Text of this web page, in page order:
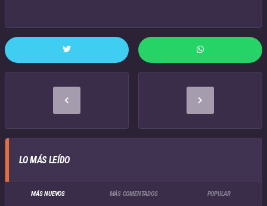
LO MÁS LEÍDO
MÁS NUEVOS MÁS COMENTADOS POPULAR